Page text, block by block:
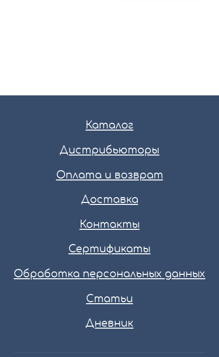
Каталог
Дистрибьюторы
Оплата и возврат
Доставка
Контакты
Сертификаты
Обработка персональных данных
Статьи
Дневник